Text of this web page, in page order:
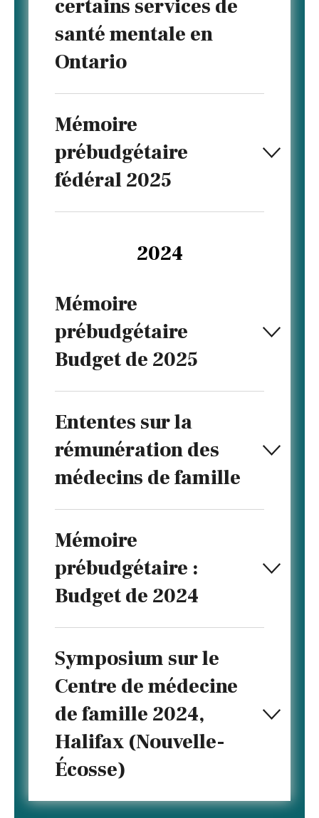
certains services de
santé mentale en
Ontario
Mémoire
prébudgétaire
fédéral 2025
2024
Mémoire
prébudgétaire
Budget de 2025
Ententes sur la
rémunération des
médecins de famille
Mémoire
prébudgétaire :
Budget de 2024
Symposium sur le
Centre de médecine
de famille 2024,
Halifax (Nouvelle-
Écosse)